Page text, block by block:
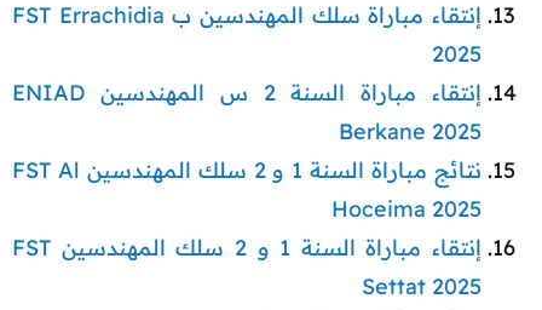
إنتقاء مباراة سلك المهندسين ب FST Errachidia
2025
إنتقاء مباراة السنة 2 س المهندسين ENIAD
Berkane 2025
نتائج مباراة السنة 1 و 2 سلك المهندسين FST Al
Hoceima 2025
إنتقاء مباراة السنة 1 و 2 سلك المهندسين FST
Settat 2025